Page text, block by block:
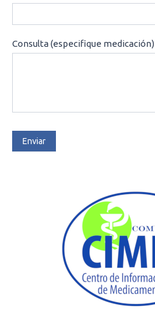
Consulta (especifique medicación)
Enviar